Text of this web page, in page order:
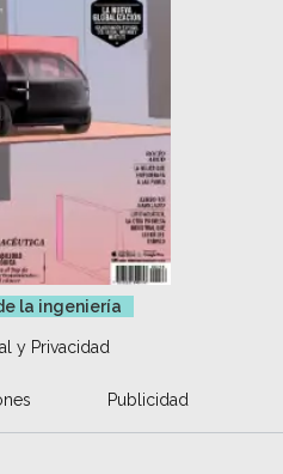
la ingeniería
y Privacidad
Publicidad